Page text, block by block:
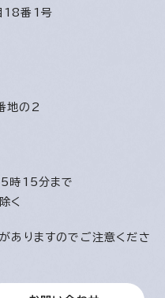
18番1号
地の2
時15分まで
く
ありますのでご注意くださ